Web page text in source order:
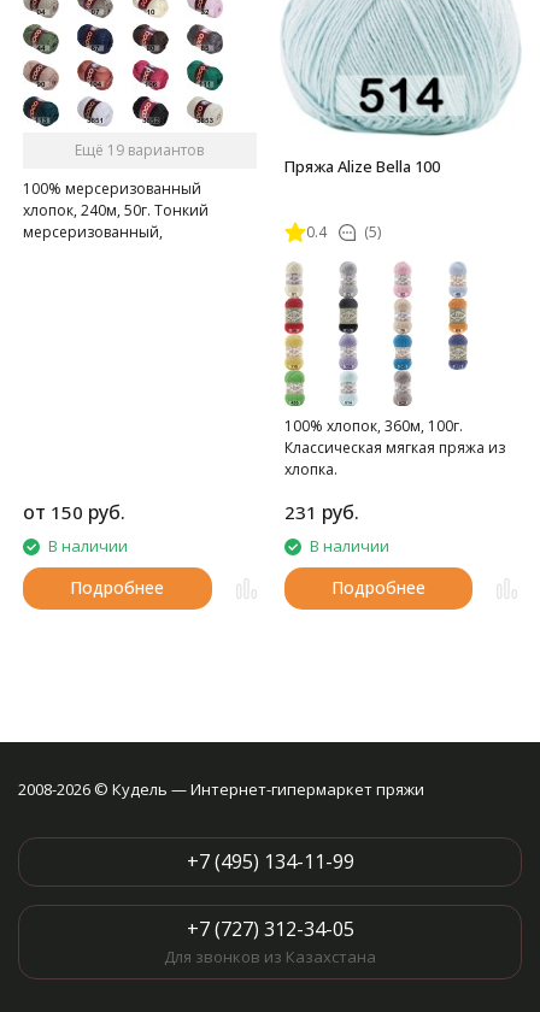
Ещё 19 вариантов
100% мерсеризованный
хлопок, 240м, 50г. Тонкий
мерсеризованный,
от 150 руб.
В наличии
Подробнее
Пряжа Alize Bella 100
0.4 (5)
100% хлопок, 360м, 100г.
Классическая мягкая пряжа из
хлопка.
231 руб.
В наличии
Подробнее
2008-2026 © Кудель — Интернет-гипермаркет пряжи
+7 (495) 134-11-99
+7 (727) 312-34-05
Для звонков из Казахстана